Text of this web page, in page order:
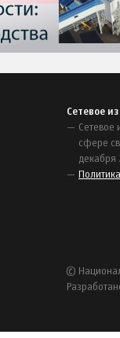
Сетевое
Сетевое
сфере
декабря
©